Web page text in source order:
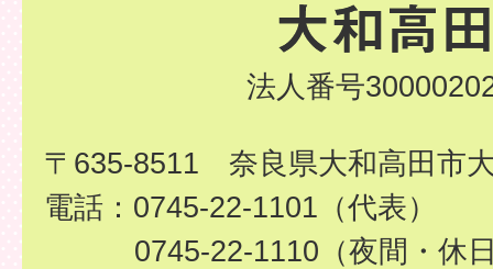
法人番号
〒635-8511 奈良県大和高田市
電話：0745-22-1101（代表）
0745-22-1110（夜間・休